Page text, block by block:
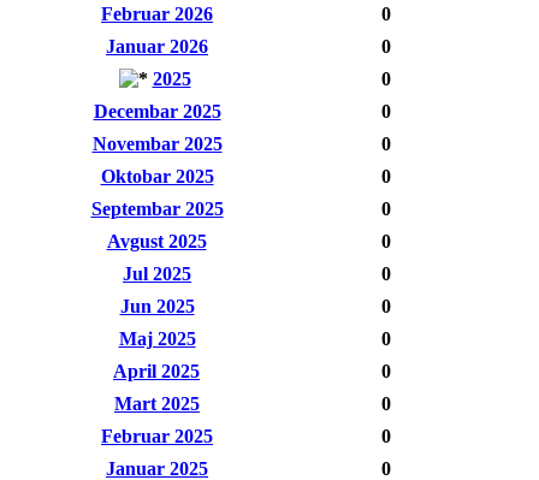
Februar 2026
0
Januar 2026
0
2025
0
Decembar 2025
0
Novembar 2025
0
Oktobar 2025
0
Septembar 2025
0
Avgust 2025
0
Jul 2025
0
Jun 2025
0
Maj 2025
0
April 2025
0
Mart 2025
0
Februar 2025
0
Januar 2025
0